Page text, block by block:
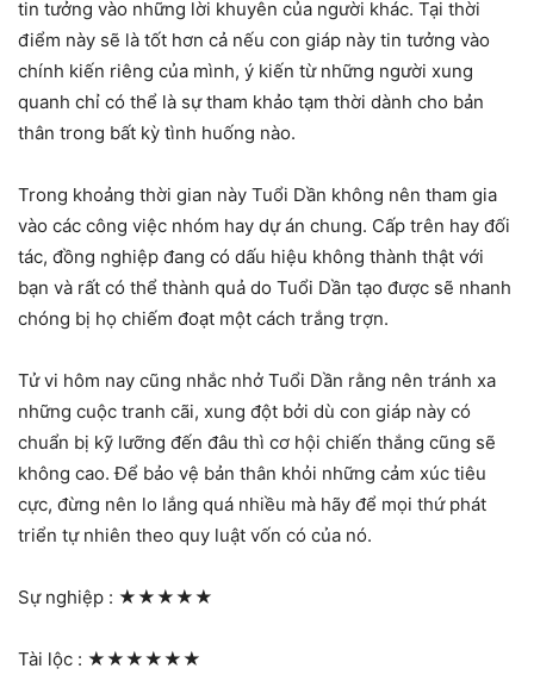
tin tưởng vào những lời khuyên của người khác. Tại thời
điểm này sẽ là tốt hơn cả nếu con giáp này tin tưởng vào
chính kiến riêng của mình, ý kiến từ những người xung
quanh chỉ có thể là sự tham khảo tạm thời dành cho bản
thân trong bất kỳ tình huống nào.
Trong khoảng thời gian này Tuổi Dần không nên tham gia
vào các công việc nhóm hay dự án chung. Cấp trên hay đối
tác, đồng nghiệp đang có dấu hiệu không thành thật với
bạn và rất có thể thành quả do Tuổi Dần tạo được sẽ nhanh
chóng bị họ chiếm đoạt một cách trắng trợn.
Tử vi hôm nay cũng nhắc nhở Tuổi Dần rằng nên tránh xa
những cuộc tranh cãi, xung đột bởi dù con giáp này có
chuẩn bị kỹ lưỡng đến đâu thì cơ hội chiến thắng cũng sẽ
không cao. Để bảo vệ bản thân khỏi những cảm xúc tiêu
cực, đừng nên lo lắng quá nhiều mà hãy để mọi thứ phát
triển tự nhiên theo quy luật vốn có của nó.
Sự nghiệp : ★★★★★
Tài lộc : ★★★★★★